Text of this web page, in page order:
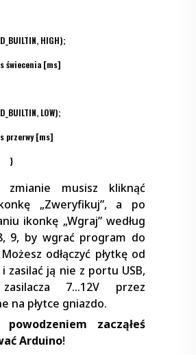
HIGH);
świecenia [ms]
LOW);
przerwy [ms]
}
zmianie musisz kliknąć
„Zweryfikuj”, a po
ikonkę „Wgraj” według
9, by wgrać program do
odłączyć płytkę od
zasilać ją nie z portu USB,
7…12V przez
na płytce gniazdo.
powodzeniem zacząłeś
Arduino!